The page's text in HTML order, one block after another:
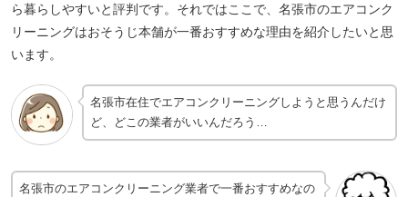
ら暮らしやすいと評判です。それではここで、名張市のエアコンク
リーニングはおそうじ本舗が一番おすすめな理由を紹介したいと思
います。
名張市在住でエアコンクリーニングしようと思うんだけ
ど、どこの業者がいいんだろう…
名張市のエアコンクリーニング業者で一番おすすめなの